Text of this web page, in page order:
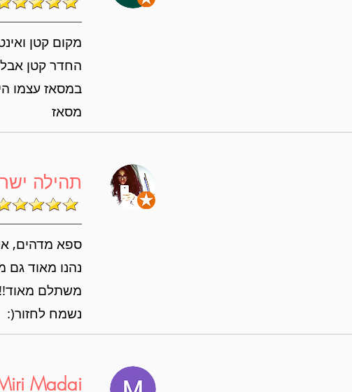
מקום קטן
החדר קטן
במסאז עצמו
מסאז
תהילה
ספא מדהים,
נהנו מאוד גם
משתלם מאוד!!
נשמח לחזור(:
Madai